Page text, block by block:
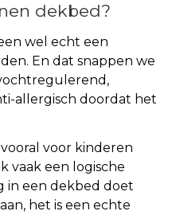
dekbed?
wel echt een
En dat snappen we
allergisch doordat het
voor kinderen
vaak een logische
in een dekbed doet
het is een echte